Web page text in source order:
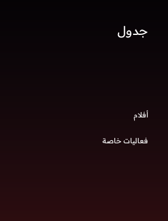
جدول
أفلام
فعاليات خاصة